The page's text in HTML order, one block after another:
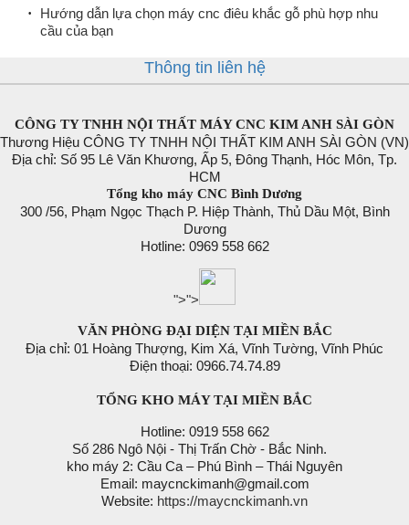
·
Hướng dẫn lựa chọn máy cnc điêu khắc gỗ phù hợp nhu
cầu của bạn
Thông tin liên hệ
CÔNG TY TNHH NỘI THẤT MÁY CNC KIM ANH SÀI GÒN
Thương Hiệu CÔNG TY TNHH NỘI THẤT KIM ANH SÀI GÒN (VN)
Địa chỉ: Số 95 Lê Văn Khương, Ấp 5, Đông Thạnh, Hóc Môn, Tp.
HCM
Tổng kho máy CNC Bình Dương
300 /56, Phạm Ngọc Thạch P. Hiệp Thành, Thủ Dầu Một, Bình
Dương
Hotline: 0969 558 662
">">
VĂN PHÒNG ĐẠI DIỆN TẠI MIỀN BẮC
Địa chỉ: 01 Hoàng Thượng, Kim Xá, Vĩnh Tường, Vĩnh Phúc
Điện thoại: 0966.74.74.89
TỔNG KHO MÁY TẠI MIỀN BẮC
Hotline: 0919 558 662
Số 286 Ngô Nội - Thị Trấn Chờ - Bắc Ninh.
kho máy 2: Cầu Ca – Phú Bình – Thái Nguyên
Email: maycnckimanh@gmail.com
Website: https://maycnckimanh.vn